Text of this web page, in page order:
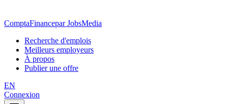
ComptaFinancepar JobsMedia
Recherche d'emplois
Meilleurs employeurs
À propos
Publier une offre
EN
Connexion